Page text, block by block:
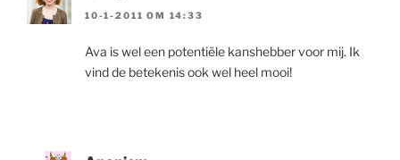
10-1-2011 OM 14:33
Ava is wel een potentiële kanshebber voor mij. Ik
vind de betekenis ook wel heel mooi!